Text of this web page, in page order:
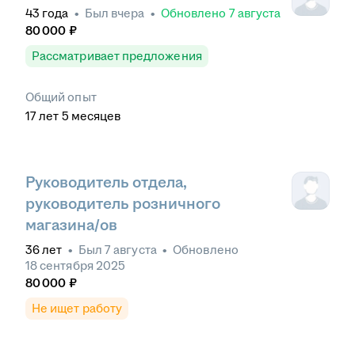
43 года • Был вчера • Обновлено 7 августа
80 000 ₽
Рассматривает предложения
Общий опыт
17лет 5 месяцев
Руководитель отдела,
руководитель розничного
магазина/ов
36лет • Был 7 августа • Обновлено
18 сентября 2025
80 000 ₽
Не ищет работу